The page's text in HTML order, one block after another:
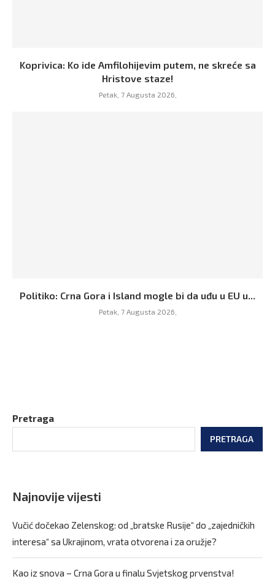
Koprivica: Ko ide Amfilohijevim putem, ne skreće sa
Hristove staze!
Petak, 7 Augusta 2026,
Politiko: Crna Gora i Island mogle bi da uđu u EU u...
Petak, 7 Augusta 2026,
Pretraga
PRETRAGA
Najnovije vijesti
Vučić dočekao Zelenskog: od „bratske Rusije“ do „zajedničkih
interesa“ sa Ukrajinom, vrata otvorena i za oružje?
Kao iz snova – Crna Gora u finalu Svjetskog prvenstva!